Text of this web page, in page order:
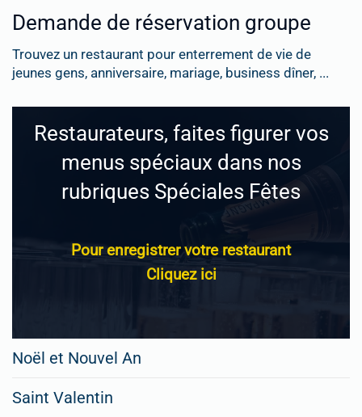
Demande de réservation groupe
Trouvez un restaurant pour enterrement de vie de
jeunes gens, anniversaire, mariage, business dîner, ...
Restaurateurs, faites figurer vos
menus spéciaux dans nos
rubriques Spéciales Fêtes
Pour enregistrer votre restaurant
Cliquez ici
Noël et Nouvel An
Saint Valentin